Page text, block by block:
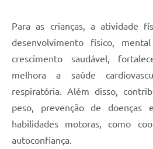
Para as crianças, a atividade
desenvolvimento físico,
crescimento saudável,
melhora a saúde
respiratória. Além disso,
peso, prevenção de doenças
habilidades motoras, como
autoconfiança.